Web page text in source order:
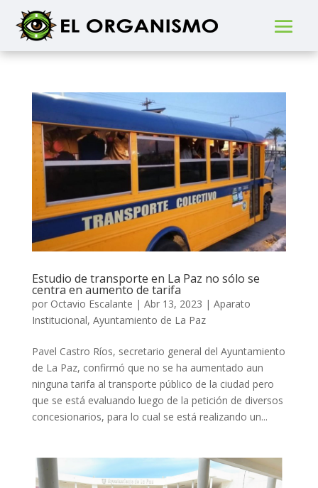
Estudio de transporte en La Paz no sólo se
centra en aumento de tarifa
por Octavio Escalante | Abr 13, 2023 | Aparato
Institucional, Ayuntamiento de La Paz
Pavel Castro Ríos, secretario general del Ayuntamiento
de La Paz, confirmó que no se ha aumentado aun
ninguna tarifa al transporte público de la ciudad pero
que se está evaluando luego de la petición de diversos
concesionarios, para lo cual se está realizando un...